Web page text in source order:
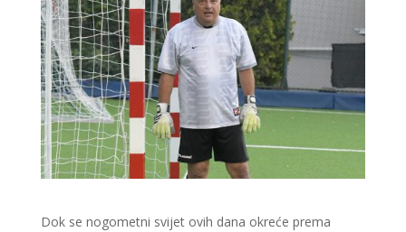
Dok se nogometni svijet ovih dana okreće prema